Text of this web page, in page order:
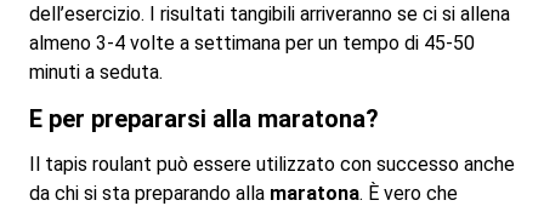
dell’esercizio. I risultati tangibili arriveranno se ci si allena
almeno 3-4 volte a settimana per un tempo di 45-50
minuti a seduta.
E per prepararsi alla maratona?
Il tapis roulant può essere utilizzato con successo anche
da chi si sta preparando alla maratona. È vero che